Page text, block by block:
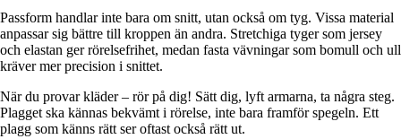
Passform handlar inte bara om snitt, utan också om tyg. Vissa material
anpassar sig bättre till kroppen än andra. Stretchiga tyger som jersey
och elastan ger rörelsefrihet, medan fasta vävningar som bomull och ull
kräver mer precision i snittet.
När du provar kläder – rör på dig! Sätt dig, lyft armarna, ta några steg.
Plagget ska kännas bekvämt i rörelse, inte bara framför spegeln. Ett
plagg som känns rätt ser oftast också rätt ut.